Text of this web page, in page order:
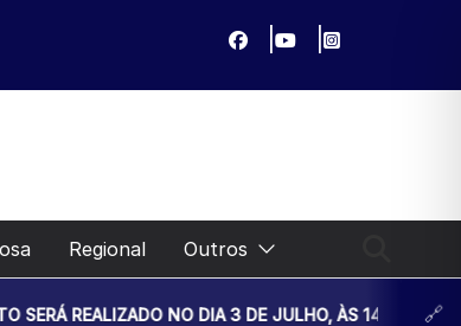
Regional Outros
NO DIA 3 DE JULHO, ÀS 14H30, NA UNIDADE